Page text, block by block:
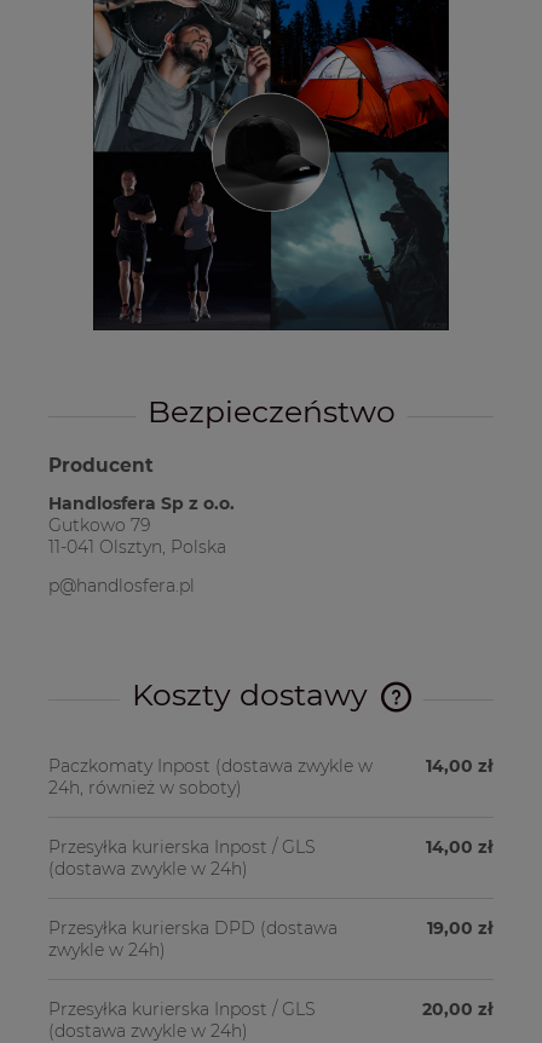
Bezpieczeństwo
Producent
Handlosfera Sp z o.o.
Gutkowo 79
11-041 Olsztyn, Polska
p@handlosfera.pl
Koszty dostawy
Cena nie
Paczkomaty Inpost (dostawa zwykle w
24h, również w soboty)
14,00 zł
Przesyłka kurierska Inpost / GLS
(dostawa zwykle w 24h)
14,00 zł
Przesyłka kurierska DPD (dostawa
zwykle w 24h)
19,00 zł
Przesyłka kurierska Inpost / GLS
(dostawa zwykle w 24h)
20,00 zł